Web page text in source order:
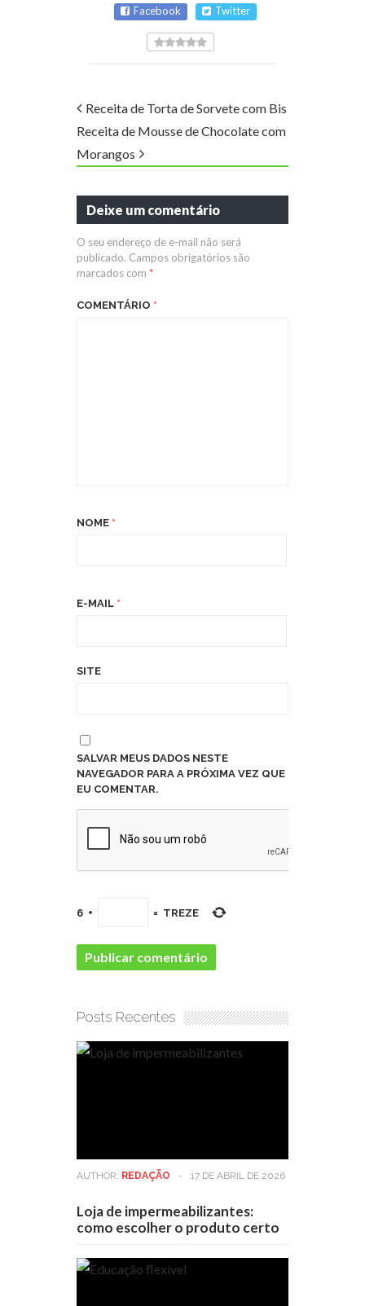
Facebook Twitter
Receita de Torta de Sorvete com Bis
Receita de Mousse de Chocolate com
Morangos
Deixe um comentário
O seu endereço de e-mail não será
publicado. Campos obrigatórios são
marcados com *
COMENTÁRIO *
NOME *
E-MAIL *
SITE
SALVAR MEUS DADOS NESTE
NAVEGADOR PARA A PRÓXIMA VEZ QUE
EU COMENTAR.
6 + = TREZE
Posts Recentes
AUTHOR: REDAÇÃO - 17 DE ABRIL DE 2026
Loja de impermeabilizantes:
como escolher o produto certo